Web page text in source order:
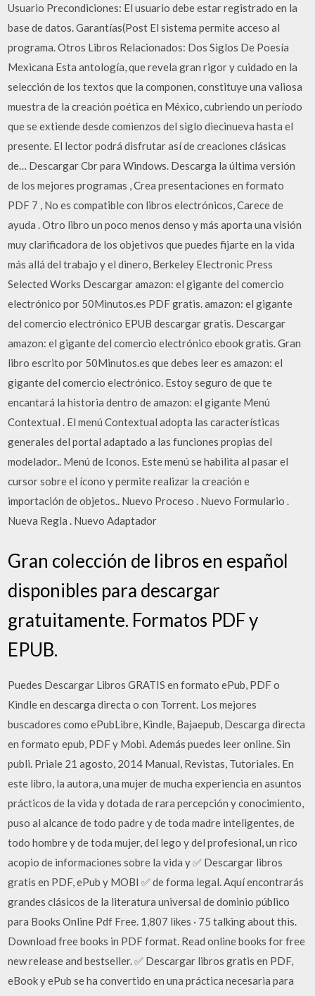
Usuario Precondiciones: El usuario debe estar registrado en la
base de datos. Garantías(Post El sistema permite acceso al
programa. Otros Libros Relacionados: Dos Siglos De Poesía
Mexicana Esta antología, que revela gran rigor y cuidado en la
selección de los textos que la componen, constituye una valiosa
muestra de la creación poética en México, cubriendo un período
que se extiende desde comienzos del siglo diecinueva hasta el
presente. El lector podrá disfrutar así de creaciones clásicas
de… Descargar Cbr para Windows. Descarga la última versión
de los mejores programas , Crea presentaciones en formato
PDF 7 , No es compatible con libros electrónicos, Carece de
ayuda . Otro libro un poco menos denso y más aporta una visión
muy clarificadora de los objetivos que puedes fijarte en la vida
más allá del trabajo y el dinero, Berkeley Electronic Press
Selected Works Descargar amazon: el gigante del comercio
electrónico por 50Minutos.es PDF gratis. amazon: el gigante
del comercio electrónico EPUB descargar gratis. Descargar
amazon: el gigante del comercio electrónico ebook gratis. Gran
libro escrito por 50Minutos.es que debes leer es amazon: el
gigante del comercio electrónico. Estoy seguro de que te
encantará la historia dentro de amazon: el gigante Menú
Contextual . El menú Contextual adopta las características
generales del portal adaptado a las funciones propias del
modelador.. Menú de Iconos. Este menú se habilita al pasar el
cursor sobre el ícono y permite realizar la creación e
importación de objetos.. Nuevo Proceso . Nuevo Formulario .
Nueva Regla . Nuevo Adaptador
Gran colección de libros en español
disponibles para descargar
gratuitamente. Formatos PDF y
EPUB.
Puedes Descargar Libros GRATIS en formato ePub, PDF o
Kindle en descarga directa o con Torrent. Los mejores
buscadores como ePubLibre, Kindle, Bajaepub, Descarga directa
en formato epub, PDF y Mobi. Además puedes leer online. Sin
publi. Priale 21 agosto, 2014 Manual, Revistas, Tutoriales. En
este libro, la autora, una mujer de mucha experiencia en asuntos
prácticos de la vida y dotada de rara percepción y conocimiento,
puso al alcance de todo padre y de toda madre inteligentes, de
todo hombre y de toda mujer, del lego y del profesional, un rico
acopio de informaciones sobre la vida y ✅ Descargar libros
gratis en PDF, ePub y MOBI ✅ de forma legal. Aquí encontrarás
grandes clásicos de la literatura universal de dominio público
para Books Online Pdf Free. 1,807 likes · 75 talking about this.
Download free books in PDF format. Read online books for free
new release and bestseller. ✅ Descargar libros gratis en PDF,
eBook y ePub se ha convertido en una práctica necesaria para